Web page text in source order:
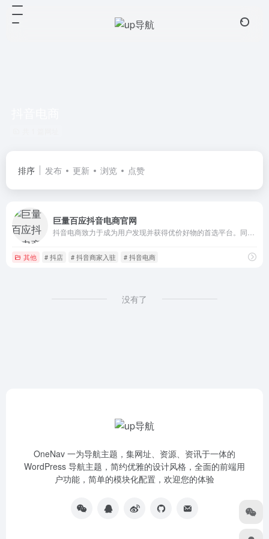
排序 发布 更新 浏览 点赞
巨量百应抖音电商官网
其他 # 抖店 # 抖音商家入驻 # 抖音电商
没有了
OneNav 一为导航主题，集网址、资源、资讯于一体的
WordPress 导航主题，简约优雅的设计风格，全面的前端用
户功能，简单的模块化配置，欢迎您的体验